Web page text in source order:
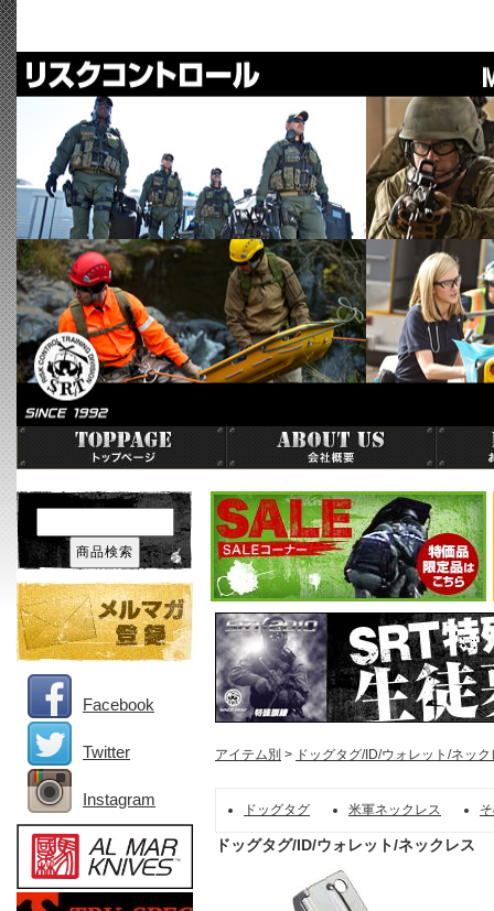
アイテム別 > ドッグタグ/ID/ウォレット/ネック
ドッグタグ 米軍ネックレス
ドッグタグ/ID/ウォレット/ネックレス
Facebook
Twitter
Instagram